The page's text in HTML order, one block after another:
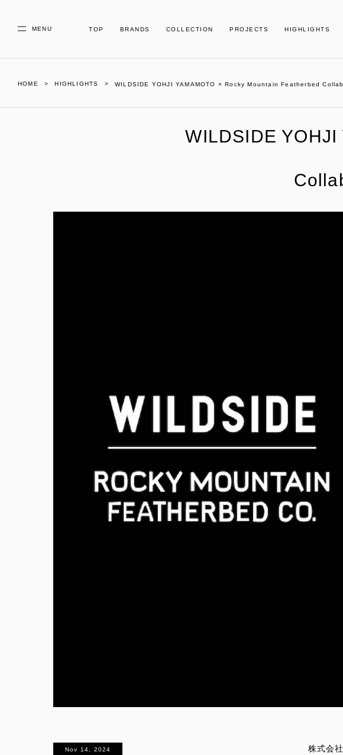
MENU TOP BRANDS COLLECTION PROJECTS HIGHLIGHTS
HOME HIGHLIGHTS WILDSIDE YOHJI YAMAMOTO × Rocky Mountain Featherbed
WILDSIDE
株式会
Nov 14, 2024